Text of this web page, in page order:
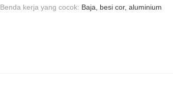
Benda kerja yang cocok: Baja, besi cor, aluminium